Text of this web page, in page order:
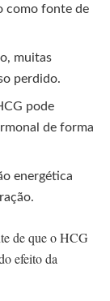
como fonte de
muitas
perdido.
pode
de forma
energética
de que o HCG
efeito da